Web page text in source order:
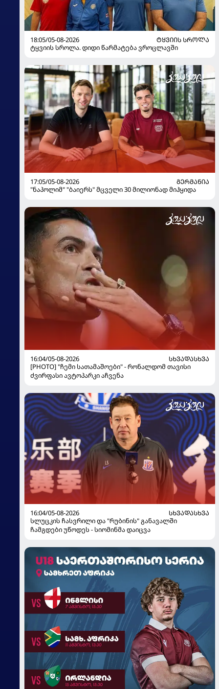
18:05/05-08-2026
ᲢᲧᲕᲘᲘᲡ ᲡᲠᲝᲚᲐ
ტყვიის სროლა. დიდი წარმატება ვროცლავში
17:05/05-08-2026
ᲒᲔᲠᲛᲐᲜᲘᲐ
"ნაპოლიმ" "ბაიერს" მცველი 30 მილიონად მიჰყიდა
16:04/05-08-2026
ᲡᲮᲕᲐᲓᲐᲡᲮᲕᲐ
[PHOTO] "ჩემი სათამაშოები" - რონალდომ თავისი
ძვირფასი ავტოპარკი აჩვენა
16:04/05-08-2026
ᲡᲮᲕᲐᲓᲐᲡᲮᲕᲐ
სლუცკის ჩასვრილი და "რუბინის" განავალში
ჩამგდები უწოდეს - სიომინმა დაიცვა